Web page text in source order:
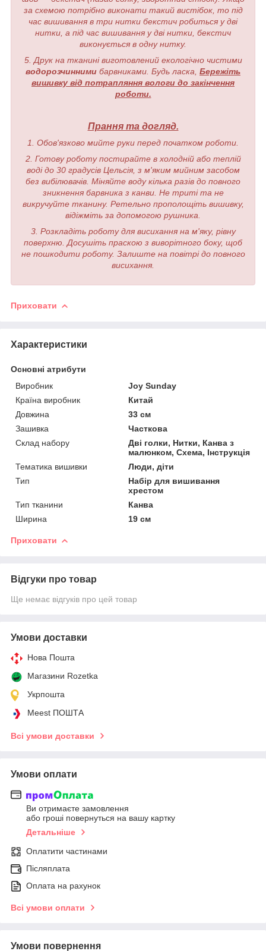
за схемою потрібно виконати такий вистібок, то під
час вишивання в три нитки бекстич робиться у дві
нитки, а під час вишивання у дві нитки, бекстич
виконується в одну нитку.
5. Друк на тканині виготовлений екологічно чистими
водорозчинними барвниками. Будь ласка, Бережіть
вишивку від потрапляння вологи до закінчення
роботи.
Прання та догляд.
1. Обов'язково мийте руки перед початком роботи.
2. Готову роботу постирайте в холодній або теплій
воді до 30 градусів Цельсія, з м'яким мийним засобом
без вибілювачів. Міняйте воду кілька разів до повного
зникнення барвника з канви. Не триті та не
викручуйте тканину. Ретельно прополощіть вишивку,
відіжміть за допомогою рушника.
3. Розкладіть роботу для висихання на м'яку, рівну
поверхню. Досушіть праскою з виворітного боку, щоб
не пошкодити роботу. Залиште на повітрі до повного
висихання.
Приховати
Характеристики
Основні атрибути
Виробник
Joy Sunday
Країна виробник
Китай
Довжина
33 см
Зашивка
Часткова
Склад набору
Дві голки, Нитки, Канва з
малюнком, Схема, Інструкція
Тематика вишивки
Люди, діти
Тип
Набір для вишивання
хрестом
Тип тканини
Канва
Ширина
19 см
Приховати
Відгуки про товар
Ще немає відгуків про цей товар
Умови доставки
Нова Пошта
Магазини Rozetka
Укрпошта
Meest ПОШТА
Всі умови доставки
Умови оплати
Ви отримаєте замовлення
або гроші повернуться на вашу картку
Детальніше
Оплатити частинами
Післяплата
Оплата на рахунок
Всі умови оплати
Умови повернення